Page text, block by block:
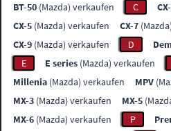
BT-50 (Mazda) verkaufen C
CX-5 (Mazda) verkaufen CX-7
CX-9 (Mazda) verkaufen D
E
E series (Mazda) verkaufen
Millenia (Mazda) verkaufen MPV
MX-3 (Mazda) verkaufen MX-5
MX-6 (Mazda) verkaufen P